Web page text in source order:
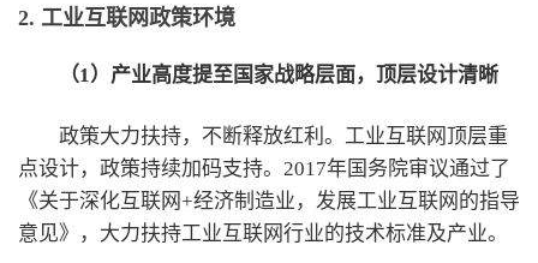
2. 工业互联网政策环境
（1）产业高度提至国家战略层面，顶层设计清晰
政策大力扶持，不断释放红利。工业互联网顶层重
点设计，政策持续加码支持。2017年国务院审议通过了
《关于深化互联网+经济制造业，发展工业互联网的指导
意见》，大力扶持工业互联网行业的技术标准及产业。